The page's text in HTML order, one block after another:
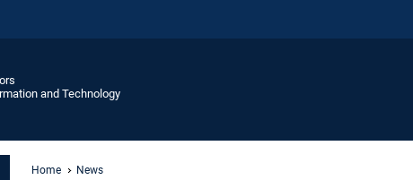
and Technology
Home News